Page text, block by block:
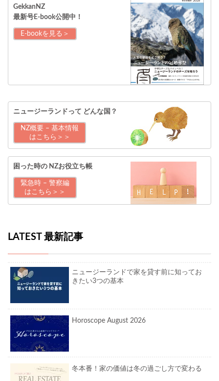
GekkanNZ
最新号E-book公開中！
E-bookを見る＞
ニュージーランドって どんな国？
NZ概要 – 基本情報
はこちら＞＞
困った時の NZお役立ち帳
緊急時 – 警察編
はこちら＞＞
LATEST 最新記事
ニュージーランドで家を貸す前に知ってお
きたい3つの基本
Horoscope August 2026
冬本番！家の価値は冬の過ごし方で変わる